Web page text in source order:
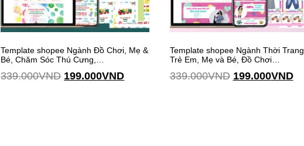
Template shopee Ngành Đồ Chơi, Mẹ &
Bé, Chăm Sóc Thú Cưng,…
339.000VND 199.000VND
Template shopee Ngành Thời Trang
Trẻ Em, Mẹ và Bé, Đồ Chơi…
339.000VND 199.000VND